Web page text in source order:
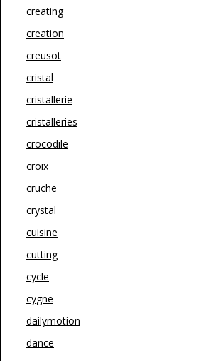
creating
creation
creusot
cristal
cristallerie
cristalleries
crocodile
croix
cruche
crystal
cuisine
cutting
cycle
cygne
dailymotion
dance